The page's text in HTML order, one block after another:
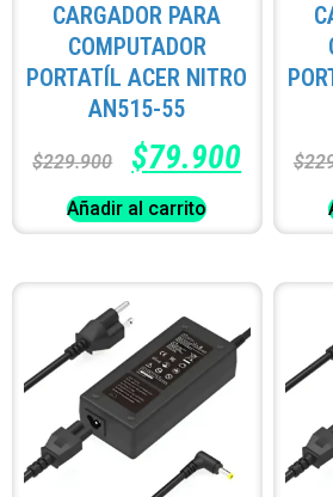
CARGADOR PARA
COMPUTADOR
PORTATÍL ACER NITRO
AN515-55
$229.900 $79.900
Añadir al carrito
$